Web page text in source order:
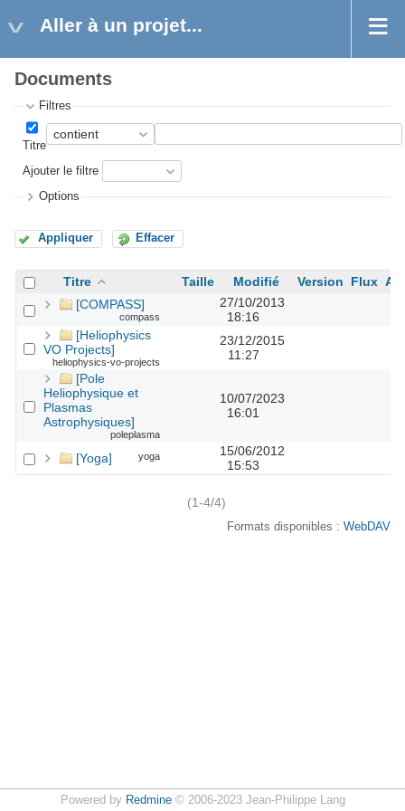
Aller à un projet...
Documents
Filtres
Titre
Ajouter le filtre
Options
Appliquer Effacer
Titre Taille Modifié Version Flux
[COMPASS]
compass
27/10/2013
18:16
[Heliophysics
VO Projects]
heliophysics-vo-projects
23/12/2015
11:27
[Pole
Heliophysique et
Plasmas
Astrophysiques]
poleplasma
10/07/2023
16:01
[Yoga] yoga
15/06/2012
15:53
(1-4/4)
Formats disponibles : WebDAV
Powered by Redmine© 2006-2023 Jean-Philippe Lang